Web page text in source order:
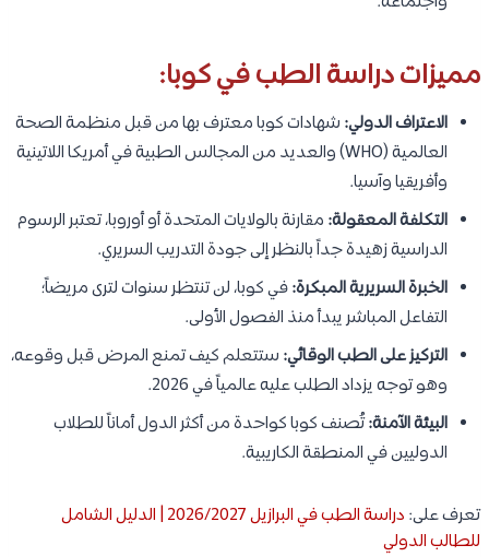
مميزات دراسة الطب في كوبا:
الاعتراف الدولي: شهادات كوبا معترف بها من قبل منظمة الصحة
العالمية (WHO) والعديد من المجالس الطبية في أمريكا اللاتينية
وأفريقيا وآسيا.
التكلفة المعقولة: مقارنة بالولايات المتحدة أو أوروبا، تعتبر الرسوم
الدراسية زهيدة جداً بالنظر إلى جودة التدريب السريري.
الخبرة السريرية المبكرة:في كوبا، لن تنتظر سنوات لترى مريضاً؛
التفاعل المباشر يبدأ منذ الفصول الأولى.
التركيز على الطب الوقائي: ستتعلم كيف تمنع المرض قبل وقوعه،
وهو توجه يزداد الطلب عليه عالمياً في 2026.
البيئة الآمنة:تُصنف كوبا كواحدة من أكثر الدول أماناً للطلاب
الدوليين في المنطقة الكاريبية.
تعرف على:
دراسة الطب في البرازيل 2026/2027 | الدليل الشامل
للطالب الدولي